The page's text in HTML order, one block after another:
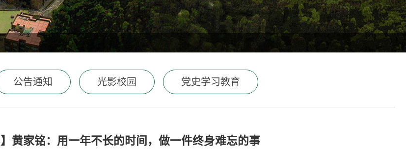
公告通知 光影校园 党史学习教育
黄家铭：用一年不长的时间，做一件终身难忘的事